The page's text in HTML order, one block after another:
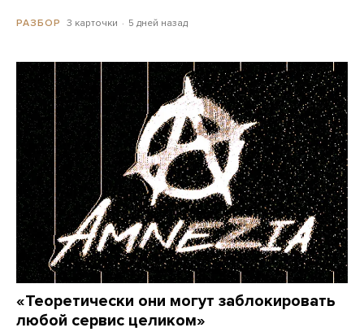
РАЗБОР 3 карточки 5 дней назад
«Теоретически они могут заблокировать
любой сервис целиком»